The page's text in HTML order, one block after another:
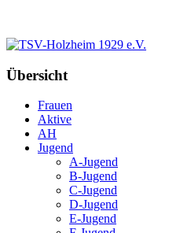
Übersicht
Frauen
Aktive
AH
Jugend
A-Jugend
B-Jugend
C-Jugend
D-Jugend
E-Jugend